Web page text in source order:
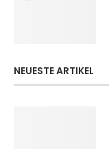
NEUESTE ARTIKEL